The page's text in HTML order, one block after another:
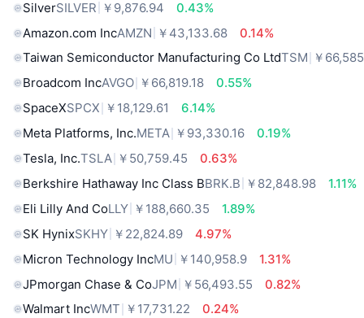
SilverSILVER ￥9,876.94
0.43%
Amazon.com IncAMZN ￥43,133.68
0.14%
Taiwan Semiconductor Manufacturing Co LtdTSM ￥
Broadcom IncAVGO ￥66,819.18
0.55%
SpaceXSPCX ￥18,129.61
6.14%
Meta Platforms, Inc.META ￥93,330.16
0.19%
Tesla, Inc.TSLA ￥50,759.45
0.63%
Berkshire Hathaway Inc Class BBRK.B ￥82,848.98
1.11%
Eli Lilly And CoLLY ￥188,660.35
1.89%
SK HynixSKHY ￥22,824.89
4.97%
Micron Technology IncMU ￥140,958.9
1.31%
JPmorgan Chase & CoJPM ￥56,493.55
0.82%
Walmart IncWMT ￥17,731.22 0.24%